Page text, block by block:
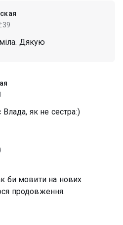
Дякую
як не сестра:)
би мовити на нових
продовження.